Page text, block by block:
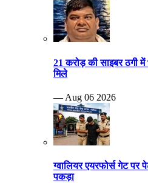
21 करोड़ की साइबर ठगी
मिले
— Aug 06 2026
ग्वालियर एयरफोर्स गेट
पकड़ा